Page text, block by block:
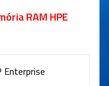
RAM HPE
Enterprise